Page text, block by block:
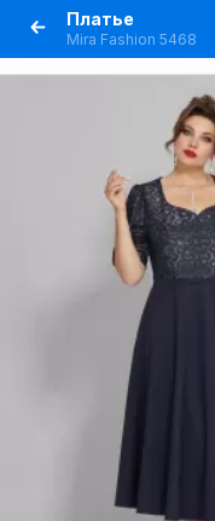
Платье
Mira Fashion 5468